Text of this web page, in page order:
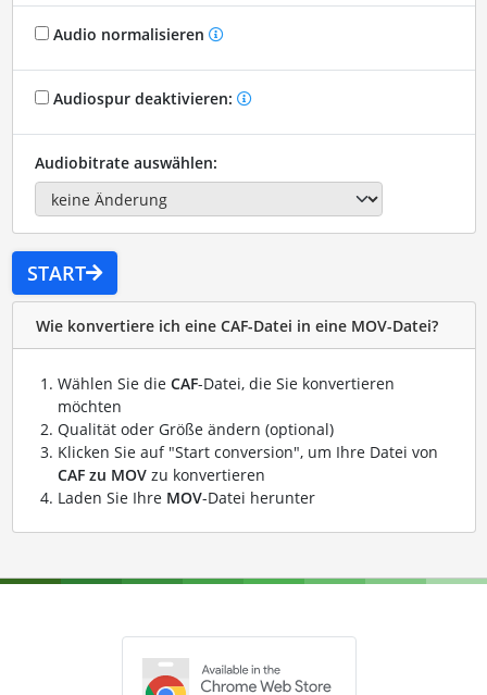
Audio normalisieren
Audiospur deaktivieren:
Audiobitrate auswählen:
START
Wie konvertiere ich eine CAF-Datei in eine MOV-Datei?
Wählen Sie die CAF-Datei, die Sie konvertieren
möchten
Qualität oder Größe ändern (optional)
Klicken Sie auf "Start conversion", um Ihre Datei von
CAF zu MOVzu konvertieren
Laden Sie Ihre MOV-Datei herunter